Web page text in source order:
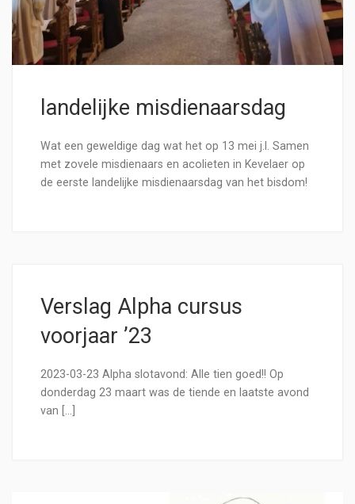
landelijke misdienaarsdag
Wat een geweldige dag wat het op 13 mei j.l. Samen
met zovele misdienaars en acolieten in Kevelaer op
de eerste landelijke misdienaarsdag van het bisdom!
Verslag Alpha cursus
voorjaar ’23
2023-03-23 Alpha slotavond: Alle tien goed!! Op
donderdag 23 maart was de tiende en laatste avond
van […]